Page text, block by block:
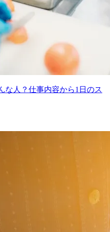
な人？仕事内容から1日のス